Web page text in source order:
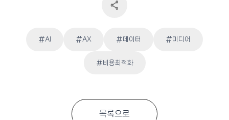
Tags:
#AI #AX #데이터 #미디어
# 비용최적화
목록으로